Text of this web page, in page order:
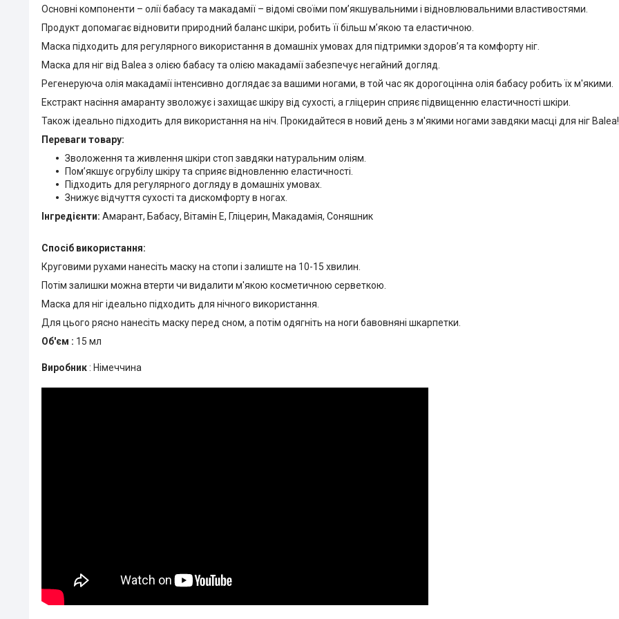
Основні компоненти – олії бабасу та макадамії – відомі своїми пом’якшувальними і відновлювальними властивостями.
Продукт допомагає відновити природний баланс шкіри, робить її більш м’якою та еластичною.
Маска підходить для регулярного використання в домашніх умовах для підтримки здоров’я та комфорту ніг.
Маска для ніг від Balea з олією бабасу та олією макадамії забезпечує негайний догляд.
Регенеруюча олія макадамії інтенсивно доглядає за вашими ногами, в той час як дорогоцінна олія бабасу робить їх м'якими.
Екстракт насіння амаранту зволожує і захищає шкіру від сухості, а гліцерин сприяє підвищенню еластичності шкіри.
Також ідеально підходить для використання на ніч. Прокидайтеся в новий день з м'якими ногами завдяки масці для ніг
Переваги товару:
Зволоження та живлення шкіри стоп завдяки натуральним оліям.
Пом’якшує огрубілу шкіру та сприяє відновленню еластичності.
Підходить для регулярного догляду в домашніх умовах.
Знижує відчуття сухості та дискомфорту в ногах.
Інгредієнти: Амарант, Бабасу, Вітамін E, Гліцерин, Макадамія, Соняшник
Спосіб використання:
Круговими рухами нанесіть маску на стопи і залиште на 10-15 хвилин.
Потім залишки можна втерти чи видалити м'якою косметичною серветкою.
Маска для ніг ідеально підходить для нічного використання.
Для цього рясно нанесіть маску перед сном, а потім одягніть на ноги бавовняні шкарпетки.
Об'єм : 15 мл
Виробник: Німеччина